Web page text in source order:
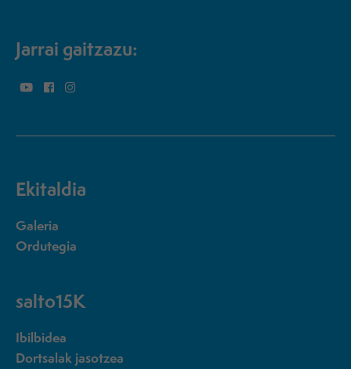
Jarrai gaitzazu:
Ekitaldia
Galeria
Ordutegia
salto15K
Ibilbidea
Dortsalak jasotzea